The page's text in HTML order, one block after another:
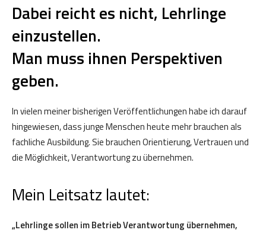
Dabei reicht es nicht, Lehrlinge
einzustellen.
Man muss ihnen Perspektiven
geben.
In vielen meiner bisherigen Veröffentlichungen habe ich darauf
hingewiesen, dass junge Menschen heute mehr brauchen als
fachliche Ausbildung. Sie brauchen Orientierung, Vertrauen und
die Möglichkeit, Verantwortung zu übernehmen.
Mein Leitsatz lautet:
„Lehrlinge sollen im Betrieb Verantwortung übernehmen,